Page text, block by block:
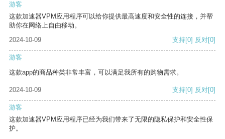
游客
这款加速器VPM应用程序可以给你提供最高速度和安全性的连接，并帮
助你在网络上自由移动。
2024-10-09
支持[0] 反对[0]
游客
这款app的商品种类非常丰富，可以满足我所有的购物需求。
2024-10-09 支持[0] 反对[0]
游客
这款加速器VPM应用程序已经为我们带来了无限的隐私保护和安全性保
护。